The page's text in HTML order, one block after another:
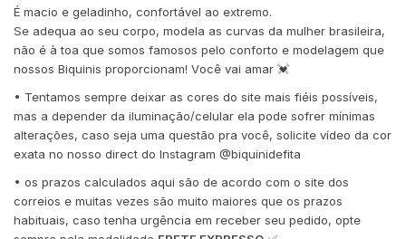
É macio e geladinho, confortável ao extremo.
Se adequa ao seu corpo, modela as curvas da mulher brasileira,
não é à toa que somos famosos pelo conforto e modelagem que
nossos Biquinis proporcionam! Você vai amar 💓
• Tentamos sempre deixar as cores do site mais fiéis possíveis,
mas a depender da iluminação/celular ela pode sofrer mínimas
alterações, caso seja uma questão pra você, solicite vídeo da cor
exata no nosso direct do Instagram @biquinidefita
• os prazos calculados aqui são de acordo com o site dos
correios e muitas vezes são muito maiores que os prazos
habituais, caso tenha urgência em receber seu pedido, opte